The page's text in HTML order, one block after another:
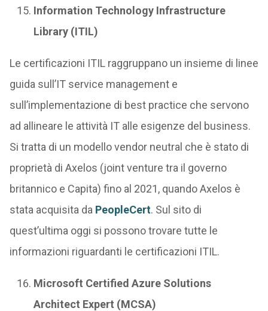
Information Technology Infrastructure
Library (ITIL)
Le certificazioni ITIL raggruppano un insieme di linee
guida sull’IT service management e
sull’implementazione di best practice che servono
ad allineare le attività IT alle esigenze del business.
Si tratta di un modello vendor neutral che è stato di
proprietà di Axelos (joint venture tra il governo
britannico e Capita) fino al 2021, quando Axelos è
stata acquisita da PeopleCert. Sul sito di
quest’ultima oggi si possono trovare tutte le
informazioni riguardanti le certificazioni ITIL.
Microsoft Certified Azure Solutions
Architect Expert (MCSA)